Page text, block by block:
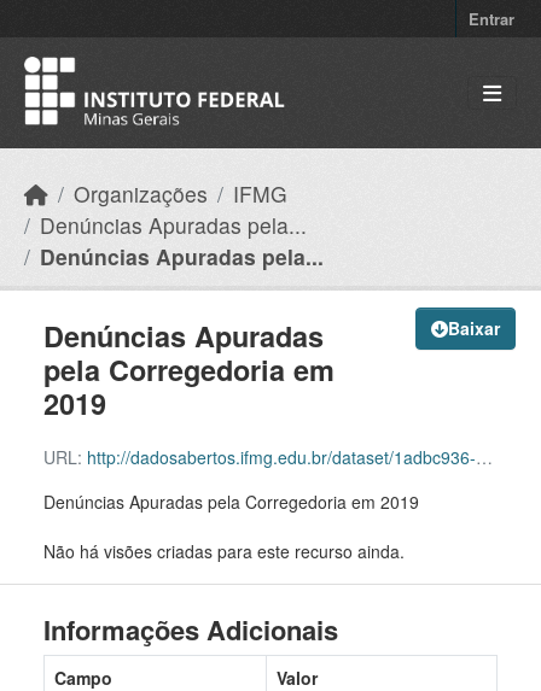
Entrar
Organizações
IFMG
Denúncias Apuradas pela...
Denúncias Apuradas pela...
Baixar
Denúncias Apuradas
pela Corregedoria em
2019
URL: http://dadosabertos.ifmg.edu.br/dataset/1adbc936-ca37-4d53-89dd-35d9a1a015ca/resource/b8c74d5f-71f5-4215-b90f-82e578a664e5/download/conjunto-de-dados-denuncias-apuradas-pela-corregedoria-em-2019.html
Denúncias Apuradas pela Corregedoria em 2019
Não há visões criadas para este recurso ainda.
Informações Adicionais
Campo
Valor